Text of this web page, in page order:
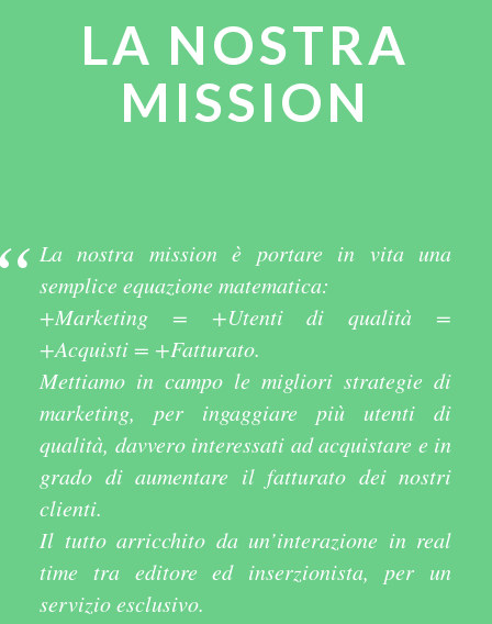
LA NOSTRA
MISSION
La nostra mission è portare in vita una
semplice equazione matematica:
+Marketing = +Utenti di qualità =
+Acquisti = +Fatturato.
Mettiamo in campo le migliori strategie di
marketing, per ingaggiare più utenti di
qualità, davvero interessati ad acquistare e in
grado di aumentare il fatturato dei nostri
clienti.
Il tutto arricchito da un’interazione in real
time tra editore ed inserzionista, per un
servizio esclusivo.